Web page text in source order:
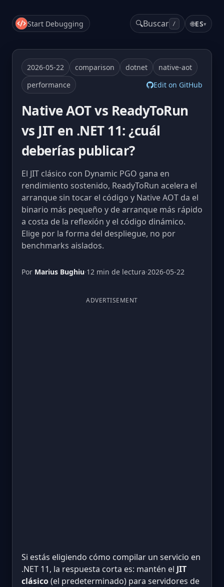
Start Debugging 🔍Buscar / 🌐ES▾
2026-05-22 comparison dotnet
native-aot
performance
Edit on GitHub
Native AOT vs ReadyToRun
vs JIT en .NET 11: ¿cuál
deberías publicar?
El JIT clásico con Dynamic PGO gana en
rendimiento sostenido, ReadyToRun acelera el
arranque sin tocar el código y Native AOT da el
binario más pequeño y de arranque más rápido
a costa de la reflexión y el código dinámico.
Elige por la forma del despliegue, no por
benchmarks aislados.
Por Marius Bughiu·12 min de lectura·2026-05-22
ADVERTISEMENT
Si estás eligiendo cómo compilar un servicio en
.NET 11, la respuesta corta es: mantén el JIT
clásico(el predeterminado) para servidores de